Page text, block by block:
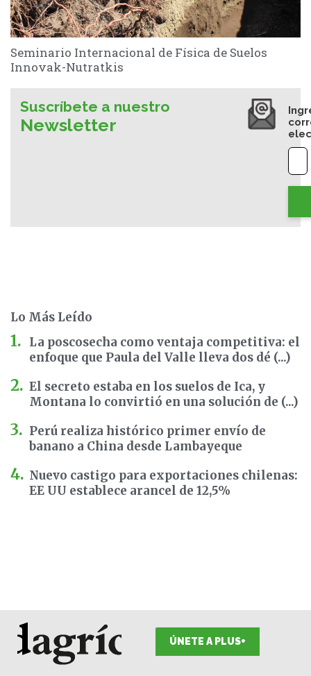
Seminario Internacional de Física de Suelos
Innovak-Nutratkis
Suscríbete a nuestro
Newsletter
Lo Más Leído
La poscosecha como ventaja competitiva: el
enfoque que Paula del Valle lleva dos dé (...)
El secreto estaba en los suelos de Ica, y
Montana lo convirtió en una solución de (...)
Perú realiza histórico primer envío de
banano a China desde Lambayeque
Nuevo castigo para exportaciones chilenas:
EE UU establece arancel de 12,5%
ÚNETE A PLUS+